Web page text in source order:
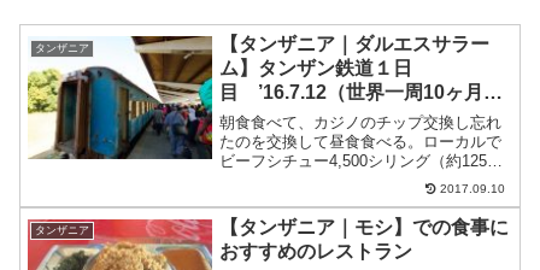
タンザニア
【タンザニア｜ダルエスサラー
ム】タンザン鉄道１日
目 ’16.7.12（世界一周10ヶ月12
日目）
朝食食べて、カジノのチップ交換し忘れ
たのを交換して昼食食べる。ローカルで
ビーフシチュー4,500シリング（約125
円）Uberでタザーラ駅へ6,000シリングひ
とり1,500シリング（約75円）タンザン鉄
道ダルエスサラーム駅待合室ファース
ト...
2017.09.10
タンザニア
【タンザニア｜モシ】での食事に
おすすめのレストラン